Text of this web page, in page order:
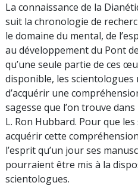
La connaissance de la
suit la chronologie de
le domaine du mental, de
au développement du Pont
qu’une seule partie de ces
disponible, les scientologues
d’acquérir une
sagesse que l’on trouve
L. Ron Hubbard. Pour que
acquérir cette
l’esprit qu’un jour ses
pourraient être mis à la
scientologues.